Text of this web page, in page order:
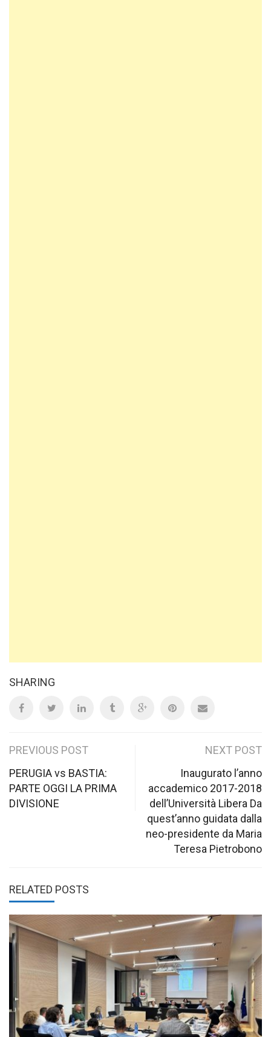
SHARING
Post
navigation
PREVIOUS POST
PERUGIA vs BASTIA:
PARTE OGGI LA PRIMA
DIVISIONE
NEXT POST
Inaugurato l’anno
accademico 2017-2018
dell’Università Libera Da
quest’anno guidata dalla
neo-presidente da Maria
Teresa Pietrobono
RELATED POSTS